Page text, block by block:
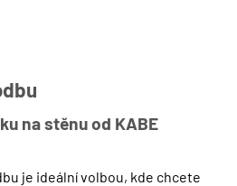
na stěnu od KABE
je ideální volbou, kde chcete